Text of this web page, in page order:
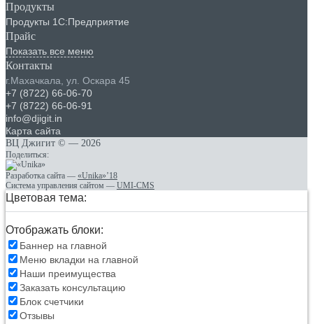
Продукты
Продукты 1С:Предприятие
Прайс
Показать все меню
Контакты
г.Махачкала ул. Оскара 45
+7 (8722) 66-06-70
+7 (8722) 66-06-91
info@djigit.in
Карта сайта
ВЦ Джигит © — 2026
Поделиться:
Разработка сайта — «Unika»’18
Система управления сайтом — UMI-CMS
Цветовая тема:
Отображать блоки:
Баннер на главной
Меню вкладки на главной
Наши преимущества
Заказать консультацию
Блок счетчики
Отзывы